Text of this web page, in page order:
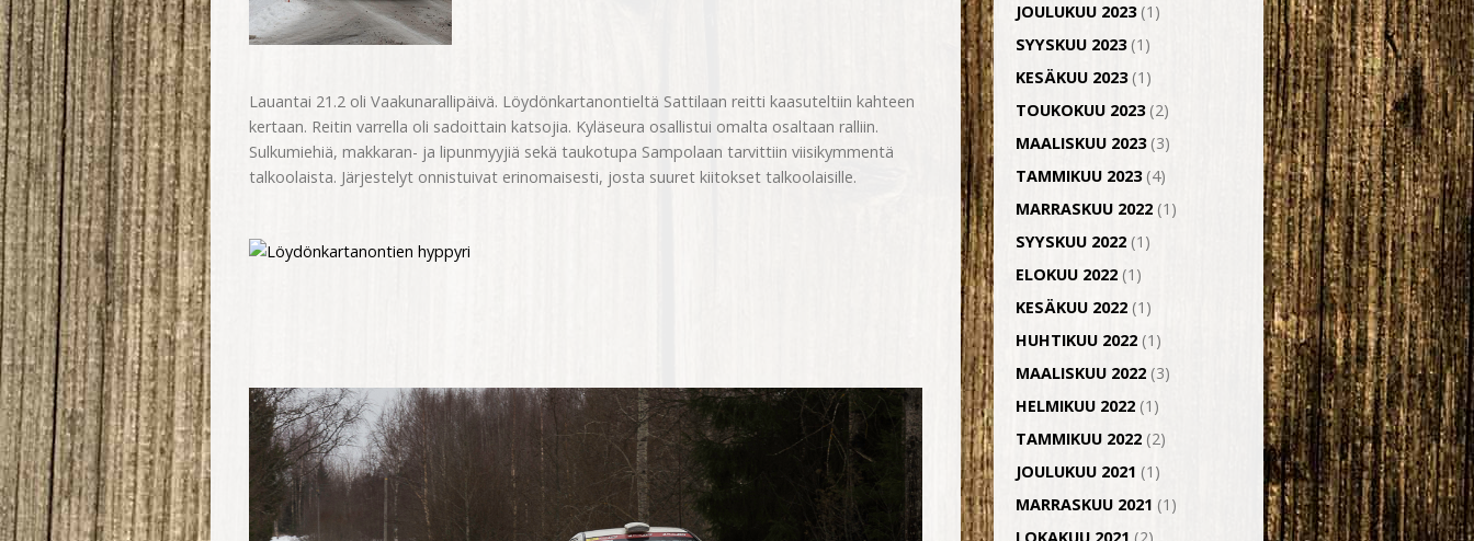
Lauantai 21.2 oli Vaakunarallipäivä. Löydönkartanontieltä Sattilaan reitti kaasuteltiin kahteen
kertaan. Reitin varrella oli sadoittain katsojia. Kyläseura osallistui omalta osaltaan ralliin.
Sulkumiehiä, makkaran- ja lipunmyyjiä sekä taukotupa Sampolaan tarvittiin viisikymmentä
talkoolaista. Järjestelyt onnistuivat erinomaisesti, josta suuret kiitokset talkoolaisille.
JOULUKUU 2023(1)
SYYSKUU 2023(1)
KESÄKUU 2023(1)
TOUKOKUU 2023(2)
MAALISKUU 2023(3)
TAMMIKUU 2023(4)
MARRASKUU 2022 (1)
SYYSKUU 2022 (1)
ELOKUU 2022 (1)
KESÄKUU 2022 (1)
HUHTIKUU 2022 (1)
MAALISKUU 2022 (3)
HELMIKUU 2022 (1)
TAMMIKUU 2022 (2)
JOULUKUU 2021 (1)
MARRASKUU 2021 (1)